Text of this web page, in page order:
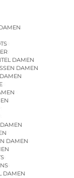
DAMEN
DAMEN
DAMEN
DAMEN